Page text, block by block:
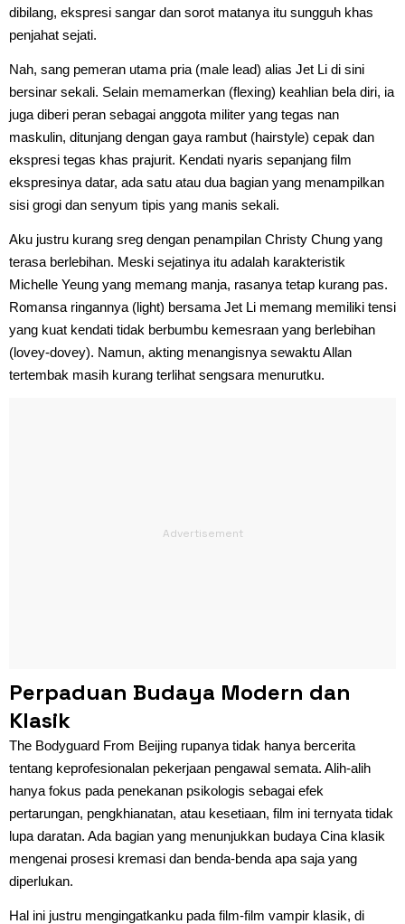
dibilang, ekspresi sangar dan sorot matanya itu sungguh khas
penjahat sejati.
Nah, sang pemeran utama pria (male lead) alias Jet Li di sini
bersinar sekali. Selain memamerkan (flexing) keahlian bela diri, ia
juga diberi peran sebagai anggota militer yang tegas nan
maskulin, ditunjang dengan gaya rambut (hairstyle) cepak dan
ekspresi tegas khas prajurit. Kendati nyaris sepanjang film
ekspresinya datar, ada satu atau dua bagian yang menampilkan
sisi grogi dan senyum tipis yang manis sekali.
Aku justru kurang sreg dengan penampilan Christy Chung yang
terasa berlebihan. Meski sejatinya itu adalah karakteristik
Michelle Yeung yang memang manja, rasanya tetap kurang pas.
Romansa ringannya (light) bersama Jet Li memang memiliki tensi
yang kuat kendati tidak berbumbu kemesraan yang berlebihan
(lovey-dovey). Namun, akting menangisnya sewaktu Allan
tertembak masih kurang terlihat sengsara menurutku.
Perpaduan Budaya Modern dan
Klasik
The Bodyguard From Beijing rupanya tidak hanya bercerita
tentang keprofesionalan pekerjaan pengawal semata. Alih-alih
hanya fokus pada penekanan psikologis sebagai efek
pertarungan, pengkhianatan, atau kesetiaan, film ini ternyata tidak
lupa daratan. Ada bagian yang menunjukkan budaya Cina klasik
mengenai prosesi kremasi dan benda-benda apa saja yang
diperlukan.
Hal ini justru mengingatkanku pada film-film vampir klasik, di